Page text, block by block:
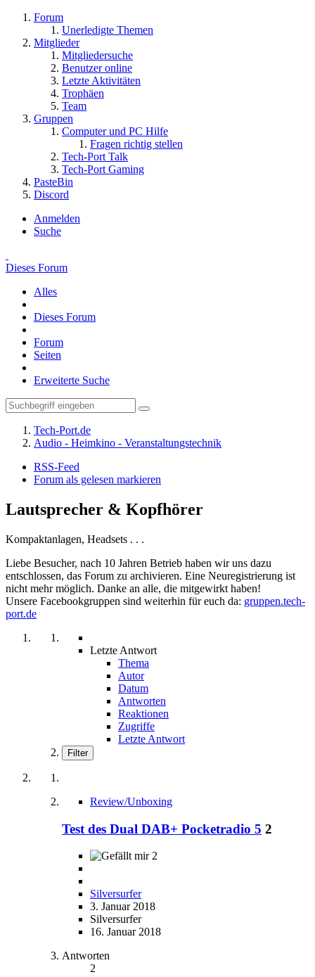
Forum
Unerledigte Themen
Mitglieder
Mitgliedersuche
Benutzer online
Letzte Aktivitäten
Trophäen
Team
Gruppen
Computer und PC Hilfe
Fragen richtig stellen
Tech-Port Talk
Tech-Port Gaming
PasteBin
Discord
Anmelden
Suche
Dieses Forum
Alles
Dieses Forum
Forum
Seiten
Erweiterte Suche
Tech-Port.de
Audio - Heimkino - Veranstaltungstechnik
RSS-Feed
Forum als gelesen markieren
Lautsprecher & Kopfhörer
Kompaktanlagen, Headsets . . .
Liebe Besucher, nach 10 Jahren Betrieb haben wir uns dazu
entschlossen, das Forum zu archivieren. Eine Neuregistrierung ist
nicht mehr möglich. Danke an alle, die mitgewirkt haben!
Unsere Facebookgruppen sind weiterhin für euch da: gruppen.tech-
port.de
Letzte Antwort
Thema
Autor
Datum
Antworten
Reaktionen
Zugriffe
Letzte Antwort
Filter
Review/Unboxing
Test des Dual DAB+ Pocketradio 5 2
2
Silversurfer
3. Januar 2018
Silversurfer
16. Januar 2018
Antworten
2